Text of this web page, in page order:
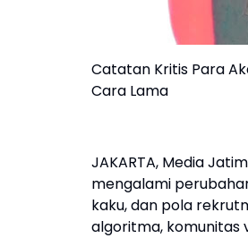
Catatan Kritis Para
Cara Lama
JAKARTA, Media
mengalami
kaku, dan pola
algoritma, komunitas